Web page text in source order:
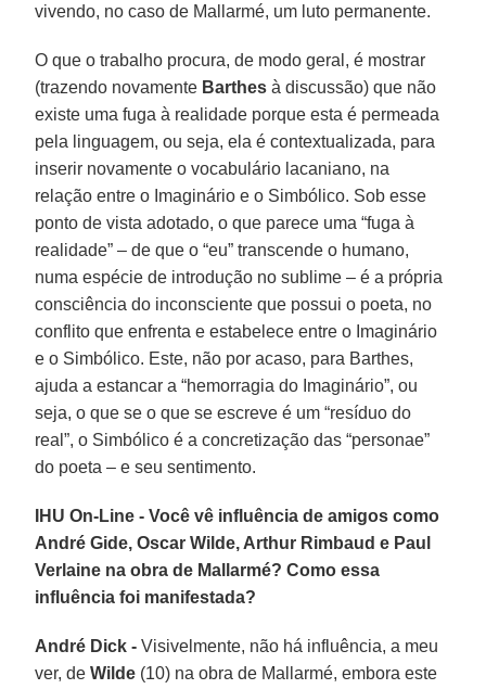
vivendo, no caso de Mallarmé, um luto permanente.
O que o trabalho procura, de modo geral, é mostrar
(trazendo novamente Barthes à discussão) que não
existe uma fuga à realidade porque esta é permeada
pela linguagem, ou seja, ela é contextualizada, para
inserir novamente o vocabulário lacaniano, na
relação entre o Imaginário e o Simbólico. Sob esse
ponto de vista adotado, o que parece uma “fuga à
realidade” – de que o “eu” transcende o humano,
numa espécie de introdução no sublime – é a própria
consciência do inconsciente que possui o poeta, no
conflito que enfrenta e estabelece entre o Imaginário
e o Simbólico. Este, não por acaso, para Barthes,
ajuda a estancar a “hemorragia do Imaginário”, ou
seja, o que se o que se escreve é um “resíduo do
real”, o Simbólico é a concretização das “personae”
do poeta – e seu sentimento.
IHU On-Line - Você vê influência de amigos como
André Gide, Oscar Wilde, Arthur Rimbaud e Paul
Verlaine na obra de Mallarmé? Como essa
influência foi manifestada?
André Dick - Visivelmente, não há influência, a meu
ver, deWilde (10) na obra de Mallarmé, embora este